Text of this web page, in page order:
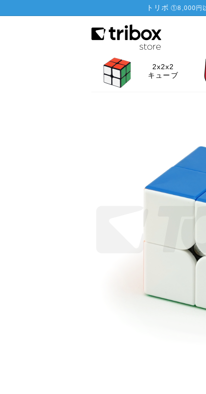
トリボ ①8,000円
2x2x2
キューブ